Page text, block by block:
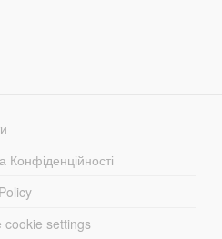
Конфіденційності
cookie settings